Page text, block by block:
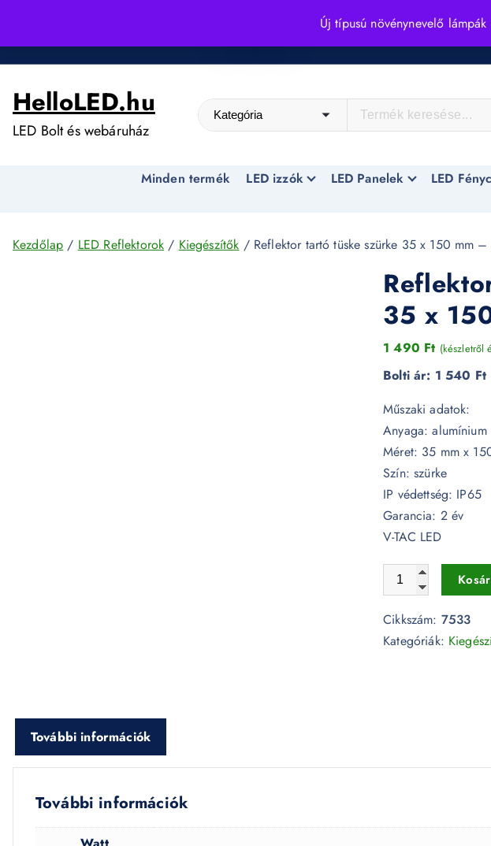
Új típusú növénynevelő
i
HelloLED.hu
LED Bolt és webáruház
Minden termék LED izzók LED Panelek LED
Kezdőlap / LED Reflektorok / Kiegészítők / Reflektor tartó tüske szürke 35 x 150 mm
35 x
1 490 Ft (készletről
Bolti ár: 1 540 Ft
Műszaki adatok:
Anyaga: alumínium
Méret: 35 mm x
Szín: szürke
IP védettség: IP65
Garancia: 2 év
V-TAC LED
Reflektor tartó
Cikkszám: 7533
Kategóriák:
További információk
További információk